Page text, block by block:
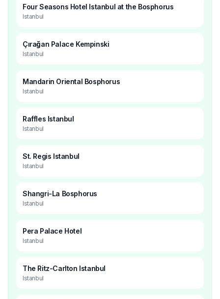
Four Seasons Hotel Istanbul at the Bosphorus
Istanbul
Çırağan Palace Kempinski
Istanbul
Mandarin Oriental Bosphorus
Istanbul
Raffles Istanbul
Istanbul
St. Regis Istanbul
Istanbul
Shangri-La Bosphorus
Istanbul
Pera Palace Hotel
Istanbul
The Ritz-Carlton Istanbul
Istanbul